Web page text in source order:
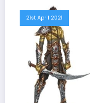
21st April 2021